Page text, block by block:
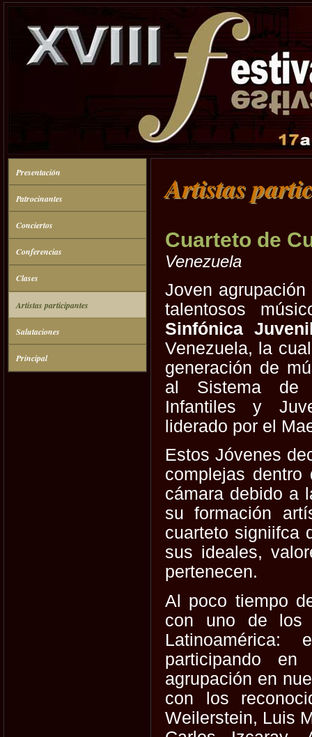
Presentación
Patrocinantes
Conciertos
Conferencias
Clases
Artistas participantes
Salutaciones
Principal
Artistas
Cuarteto de
Venezuela
Joven
talentosos
Sinfónica
Venezuela, la
generación de
al Sistema de
Infantiles y
liderado por el
Estos Jóvenes
complejas
cámara debido a
su formación
cuarteto signiifca
sus ideales,
pertenecen.
Al poco tiempo
con uno de los
participando
agrupación en
con los
Weilerstein, Luis